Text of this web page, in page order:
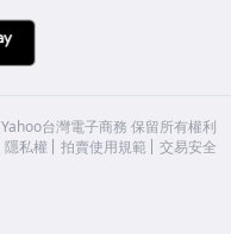
Yahoo台灣電子商務 保留所有權利
隱私權 拍賣使用規範 交易安全